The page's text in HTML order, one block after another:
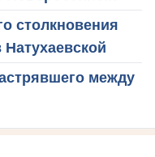
столкновения
между